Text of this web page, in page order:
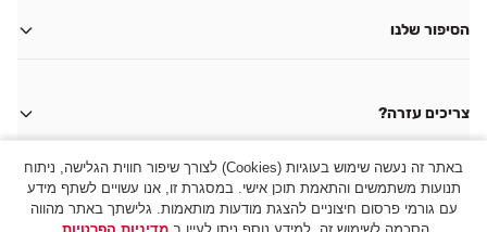
באתר זה נעשה שימוש בעוגיות (Cookies) לצורך שיפור חווית הגלישה, ניתוח
תנועות משתמשים והתאמת תוכן אישי. במסגרת זו, אנו עשויים לשתף מידע
עם גורמי פרסום חיצוניים להצגת מודעות מותאמות. גלישתך באתר מהווה
תקנון מבצע טריומף
שמירת פרטיות
הסיפור שלנו
הסניפים שלנו
צריכים עזרה?
צור קשר
מדיניות פרטיות|הצהרת נגישות
אייץ אנד או רשתות אופנה (2003) בע"מ ח.פ. 513480947 , חוצות שפיים קיבוץ שפיים